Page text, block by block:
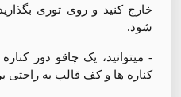
خارج کنید و روی توری
شود.
- میتوانید، یک چاقو دور
کناره ها و کف قالب به راحتی